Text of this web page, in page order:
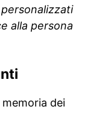
alla persona
dei